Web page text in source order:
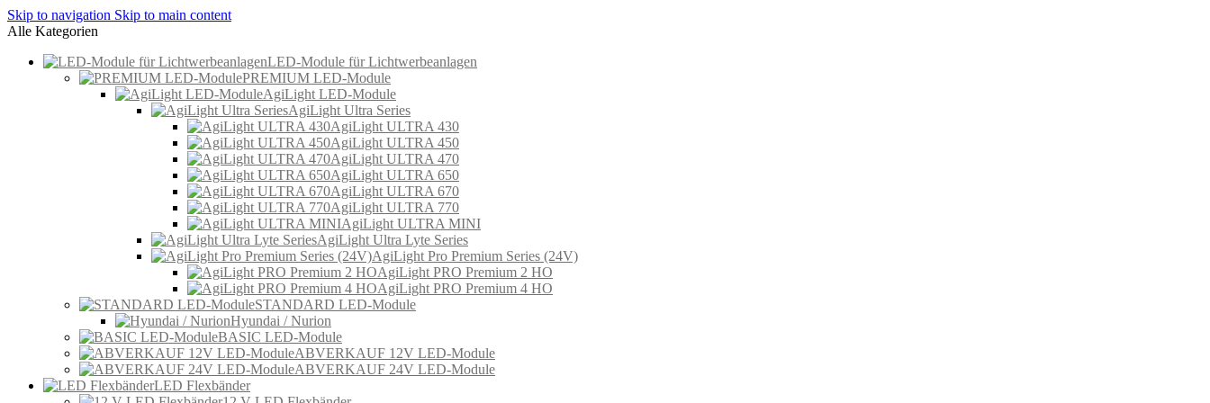
Skip to navigation Skip to main content
Alle Kategorien
LED-Module für Lichtwerbeanlagen
PREMIUM LED-Module
AgiLight LED-Module
AgiLight Ultra Series
AgiLight ULTRA 430
AgiLight ULTRA 450
AgiLight ULTRA 470
AgiLight ULTRA 650
AgiLight ULTRA 670
AgiLight ULTRA 770
AgiLight ULTRA MINI
AgiLight Ultra Lyte Series
AgiLight Pro Premium Series (24V)
AgiLight PRO Premium 2 HO
AgiLight PRO Premium 4 HO
STANDARD LED-Module
Hyundai / Nurion
BASIC LED-Module
ABVERKAUF 12V LED-Module
ABVERKAUF 24V LED-Module
LED Flexbänder